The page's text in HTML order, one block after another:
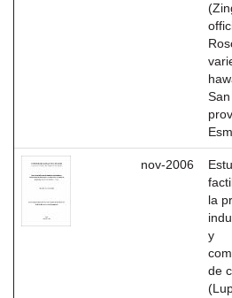
nov-2006
la
y
de